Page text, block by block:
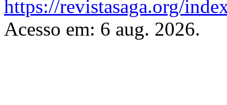
https://revistasaga.org/
Acesso em: 6 aug. 2026.